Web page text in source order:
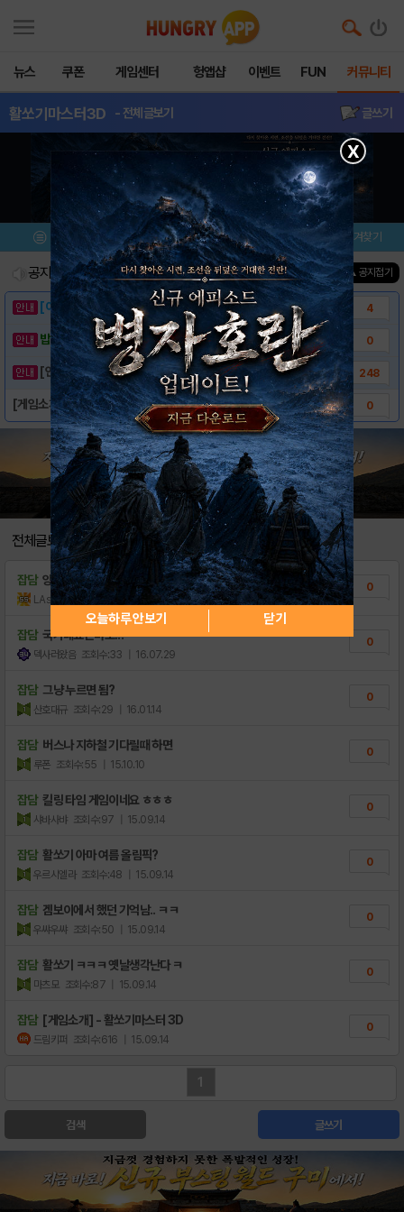
뉴스 쿠폰 게임센터 헝앱샵 이벤트 FUN 커뮤니티
활쏘기마스터3D - 전체글보기 글쓰기
메뉴 이벤트/미션 설치/평가 즐겨찾기
공지사항 진행중인 이벤트0건 ▲ 공지접기
[이벤트] 웃음으로 매일매일 해피! 유머 게시.. 4
밥알이의 헝앱통신 ⑲ “밥알이, 드디어 멀티를.. 0
[안내] 헝그리앱 필수 상식! 밥알 획득 안내.. 248
[게임소개] - 활쏘기마스터 3D 0
전체글보기
잡담 양궁을 이런식으로
LAsahi 조회수:24 | 18.11.24
0
잡담 국가대표는바로!!!
덱사러왔음 조회수:33 | 16.07.29
0
잡담 그냥 누르면 됨?
산호대규 조회수:29 | 16.01.14
0
잡담 버스나 지하철 기다릴때 하면
루폰 조회수:55 | 15.10.10
0
잡담 킬링 타임 게임이네요 ㅎㅎㅎ
샤바사뱌 조회수:97 | 15.09.14
0
잡담 활쏘기 아마 여름 올림픽?
우르시엘라 조회수:48 | 15.09.14
0
잡담 겜보이에서 했던 기억남.. ㅋㅋ
우쌰우쌰 조회수:50 | 15.09.14
0
잡담 활쏘기 ㅋㅋㅋ 옛날생각난다 ㅋ
마츠모 조회수:87 | 15.09.14
0
잡담 [게임소개] - 활쏘기마스터 3D
드림키퍼 조회수:616 | 15.09.14
0
1
검색 글쓰기
X
오늘하루 안보기 닫기